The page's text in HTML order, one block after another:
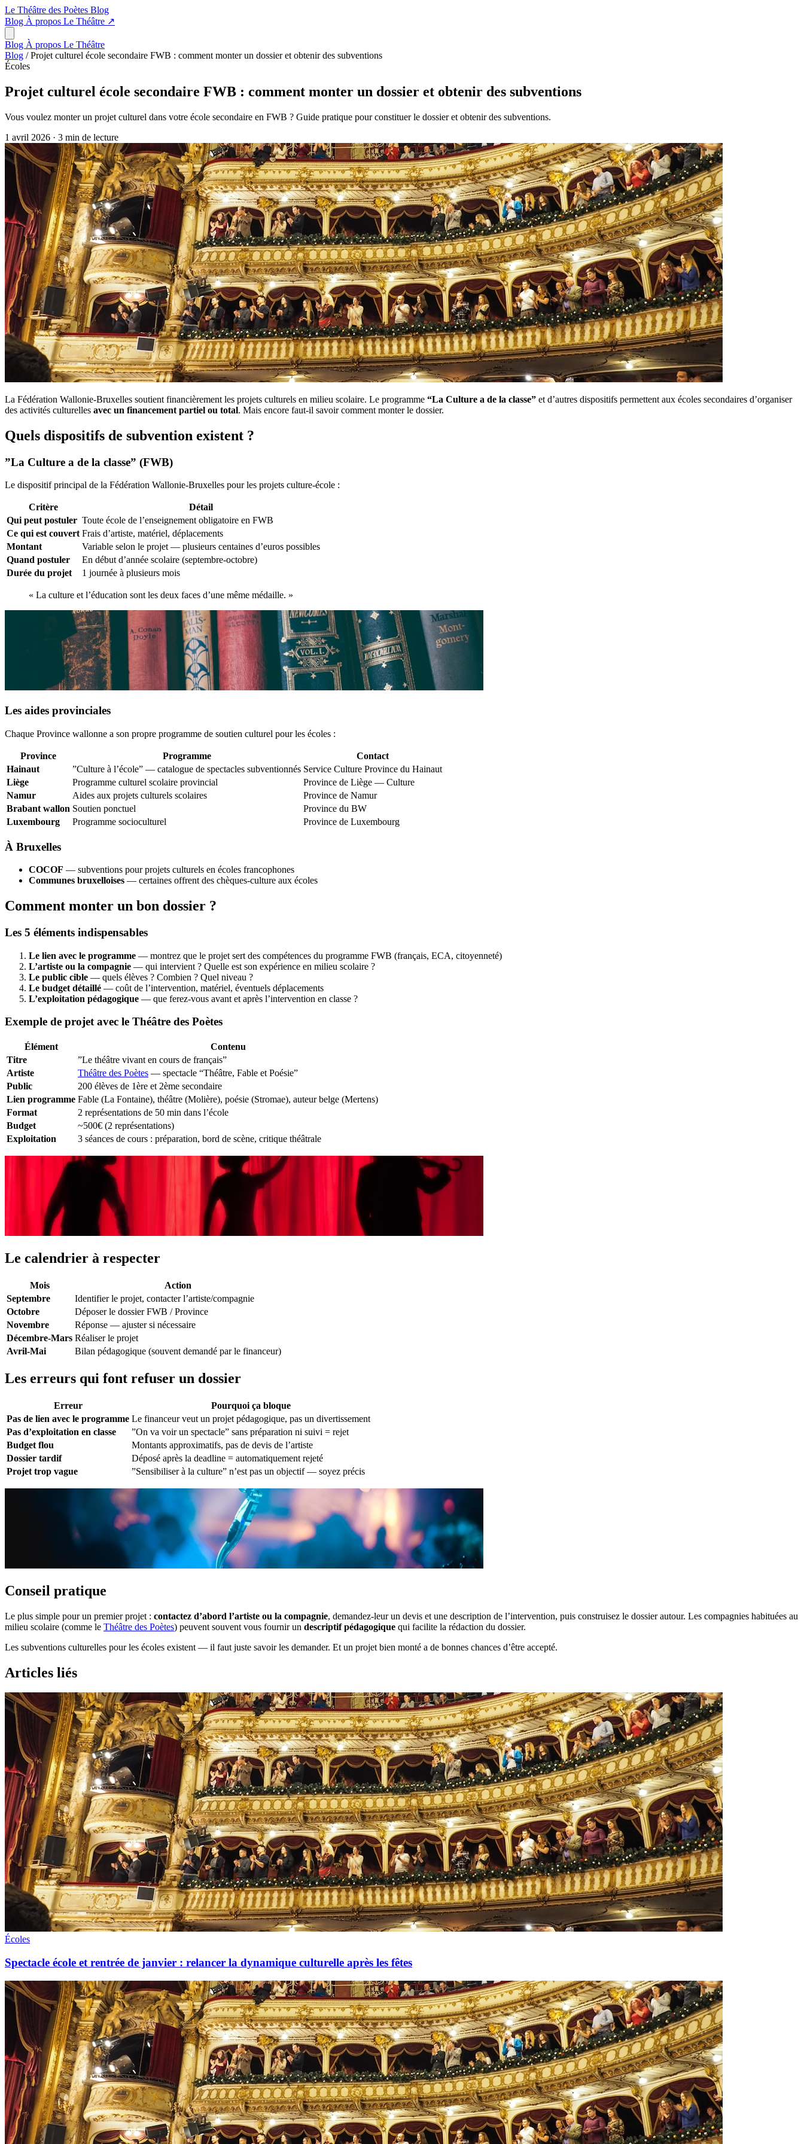
Le Théâtre des Poètes Blog
Blog À propos Le Théâtre ↗
Blog À propos Le Théâtre
Blog / Projet culturel école secondaire FWB : comment monter un dossier et obtenir des subventions
Écoles
Projet culturel école secondaire FWB : comment monter un dossier et obtenir des subventions
Vous voulez monter un projet culturel dans votre école secondaire en FWB ? Guide pratique pour constituer le dossier et obtenir des subventions.
1 avril 2026 · 3 min de lecture
La Fédération Wallonie-Bruxelles soutient financièrement les projets culturels en milieu scolaire. Le programme “La Culture a de la classe” et d’autres dispositifs permettent aux écoles secondaires d’organiser
des activités culturelles avec un financement partiel ou total. Mais encore faut-il savoir comment monter le dossier.
Quels dispositifs de subvention existent ?
”La Culture a de la classe” (FWB)
Le dispositif principal de la Fédération Wallonie-Bruxelles pour les projets culture-école :
Critère
Détail
Qui peut postuler Toute école de l’enseignement obligatoire en FWB
Ce qui est couvert Frais d’artiste, matériel, déplacements
Montant
Variable selon le projet — plusieurs centaines d’euros possibles
Quand postuler
En début d’année scolaire (septembre-octobre)
Durée du projet
1 journée à plusieurs mois
« La culture et l’éducation sont les deux faces d’une même médaille. »
Les aides provinciales
Chaque Province wallonne a son propre programme de soutien culturel pour les écoles :
Province Programme
Contact
Hainaut
”Culture à l’école” — catalogue de spectacles subventionnés Service Culture Province du Hainaut
Liège
Programme culturel scolaire provincial
Province de Liège — Culture
Namur
Aides aux projets culturels scolaires
Province de Namur
Brabant wallon Soutien ponctuel
Province du BW
Luxembourg
Programme socioculturel Province de Luxembourg
À Bruxelles
COCOF — subventions pour projets culturels en écoles francophones
Communes bruxelloises — certaines offrent des chèques-culture aux écoles
Comment monter un bon dossier ?
Les 5 éléments indispensables
Le lien avec le programme — montrez que le projet sert des compétences du programme FWB (français, ECA, citoyenneté)
L’artiste ou la compagnie — qui intervient ? Quelle est son expérience en milieu scolaire ?
Le public cible — quels élèves ? Combien ? Quel niveau ?
Le budget détaillé — coût de l’intervention, matériel, éventuels déplacements
L’exploitation pédagogique — que ferez-vous avant et après l’intervention en classe ?
Exemple de projet avec le Théâtre des Poètes
Élément
Contenu
Titre
”Le théâtre vivant en cours de français”
Artiste
Théâtre des Poètes — spectacle “Théâtre, Fable et Poésie”
Public
200 élèves de 1ère et 2ème secondaire
Lien programme Fable (La Fontaine), théâtre (Molière), poésie (Stromae), auteur belge (Mertens)
Format
2 représentations de 50 min dans l’école
Budget
~500€ (2 représentations)
Exploitation
3 séances de cours : préparation, bord de scène, critique théâtrale
Le calendrier à respecter
Mois
Action
Septembre
Identifier le projet, contacter l’artiste/compagnie
Octobre
Déposer le dossier FWB / Province
Novembre
Réponse — ajuster si nécessaire
Décembre-Mars Réaliser le projet
Avril-Mai
Bilan pédagogique (souvent demandé par le financeur)
Les erreurs qui font refuser un dossier
Erreur
Pourquoi ça bloque
Pas de lien avec le programme Le financeur veut un projet pédagogique, pas un divertissement
Pas d’exploitation en classe
”On va voir un spectacle” sans préparation ni suivi = rejet
Budget flou
Montants approximatifs, pas de devis de l’artiste
Dossier tardif
Déposé après la deadline = automatiquement rejeté
Projet trop vague
”Sensibiliser à la culture” n’est pas un objectif — soyez précis
Conseil pratique
Le plus simple pour un premier projet : contactez d’abord l’artiste ou la compagnie, demandez-leur un devis et une description de l’intervention, puis construisez le dossier autour. Les compagnies habituées au
milieu scolaire (comme le Théâtre des Poètes) peuvent souvent vous fournir un descriptif pédagogique qui facilite la rédaction du dossier.
Les subventions culturelles pour les écoles existent — il faut juste savoir les demander. Et un projet bien monté a de bonnes chances d’être accepté.
Articles liés
Écoles
Spectacle école et rentrée de janvier : relancer la dynamique culturelle après les fêtes